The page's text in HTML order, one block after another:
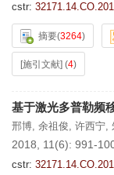
cstr:
摘要(3264)
[施引文献] (4)
基于激光多普勒频
邢博, 余祖俊, 许西宁,
2018, 11(6): 991-
cstr: